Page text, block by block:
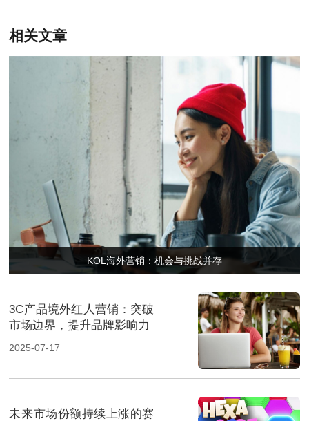
相关文章
KOL海外营销：机会与挑战并存
3C产品境外红人营销：突破
市场边界，提升品牌影响力
2025-07-17
未来市场份额持续上涨的赛